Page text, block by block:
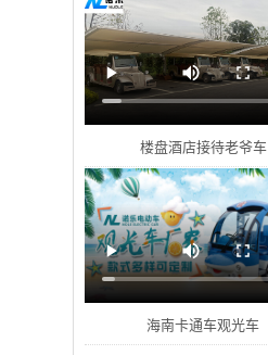
楼盘酒店接待老爷车
海南卡通车观光车